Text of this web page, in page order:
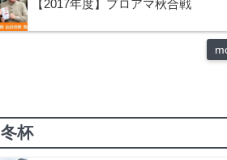
【2017年度】プロアマ秋合戦
冬杯